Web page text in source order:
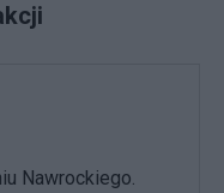
Nawrockiego.